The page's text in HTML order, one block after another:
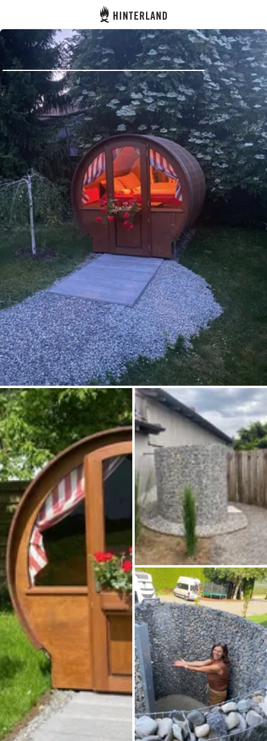
Hinterland
Se connecter
Créer un compte
Devenir hôte·sse
Emplacements
Hébergements
Routes
Demande à Howdy
Inspiration photo
Conseils et inspirations
Récits d'aventures
Bons cadeaux
À propos de nous
Shop
Contact
Select language